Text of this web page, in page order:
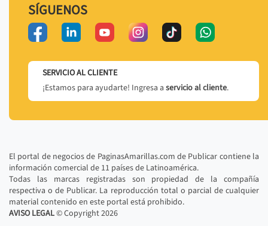
SÍGUENOS
SERVICIO AL CLIENTE
¡Estamos para ayudarte! Ingresa a servicio al cliente.
El portal de negocios de PaginasAmarillas.com de Publicar contiene la
información comercial de 11 países de Latinoamérica.
Todas las marcas registradas son propiedad de la compañía
respectiva o de Publicar. La reproducción total o parcial de cualquier
material contenido en este portal está prohibido.
AVISO LEGAL© Copyright2026